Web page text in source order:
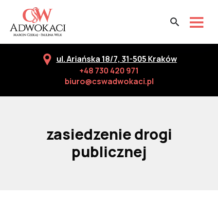
ul. Ariańska 18/7, 31-505 Kraków
+48 730 420 971
biuro@cswadwokaci.pl
zasiedzenie drogi
publicznej